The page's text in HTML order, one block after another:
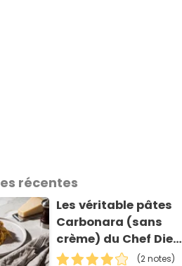
récentes
Les véritable pâtes
Carbonara (sans
crème) du Chef Diego
Accettulli
(2 notes)